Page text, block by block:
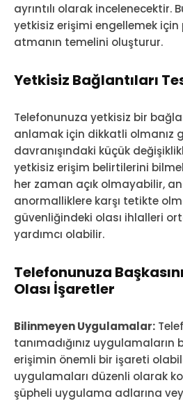
ayrıntılı olarak incelenecektir.
yetkisiz erişimi engellemek
atmanın temelini oluşturur.
Yetkisiz Bağlantıları
Telefonunuza yetkisiz bir
anlamak için dikkatli olmanız
davranışındaki küçük
yetkisiz erişim belirtilerini
her zaman açık olmayabilir,
anormalliklere karşı tetikte
güvenliğindeki olası ihlalleri
yardımcı olabilir.
Telefonunuza
Olası İşaretler
Bilinmeyen Uygulamalar:
tanımadığınız uygulamaların
erişimin önemli bir işareti
uygulamaları düzenli olarak
şüpheli uygulama adlarına